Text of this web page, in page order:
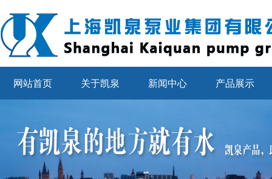
网站首页 关于凯泉 新闻中心 产品展示